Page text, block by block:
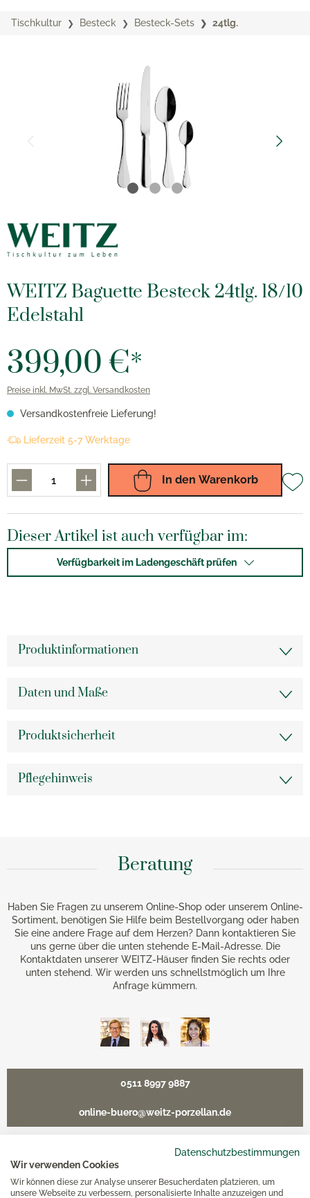
Datenschutzbestimmungen
Wir verwenden Cookies
Wir können diese zur Analyse unserer Besucherdaten platzieren, um
unsere Webseite zu verbessern, personalisierte Inhalte anzuzeigen und
Tischkultur Besteck Besteck-Sets 24tlg.
WEITZ Baguette Besteck 24tlg. 18/10
Edelstahl
399,00 €*
Preise inkl. MwSt. zzgl. Versandkosten
Versandkostenfreie Lieferung!
Lieferzeit 5-7 Werktage
In den Warenkorb
Dieser Artikel ist auch verfügbar im:
Verfügbarkeit im Ladengeschäft prüfen
Produktinformationen
Daten und Maße
Produktsicherheit
Pflegehinweis
Beratung
Haben Sie Fragen zu unserem Online-Shop oder unserem Online-
Sortiment, benötigen Sie Hilfe beim Bestellvorgang oder haben
Sie eine andere Frage auf dem Herzen? Dann kontaktieren Sie
uns gerne über die unten stehende E-Mail-Adresse. Die
Kontaktdaten unserer WEITZ-Häuser finden Sie rechts oder
unten stehend. Wir werden uns schnellstmöglich um Ihre
Anfrage kümmern.
0511 8997 9887
online-buero@weitz-porzellan.de
Unsere Häuser